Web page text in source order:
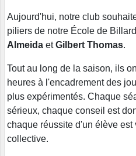
Aujourd'hui, notre club
piliers de notre École de
Almeida etGilbert Thomas.
Tout au long de la saison, ils
heures à l'encadrement des
plus expérimentés. Chaque
sérieux, chaque conseil est
chaque réussite d'un élève
collective.